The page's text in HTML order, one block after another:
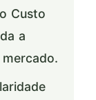
Custo
a